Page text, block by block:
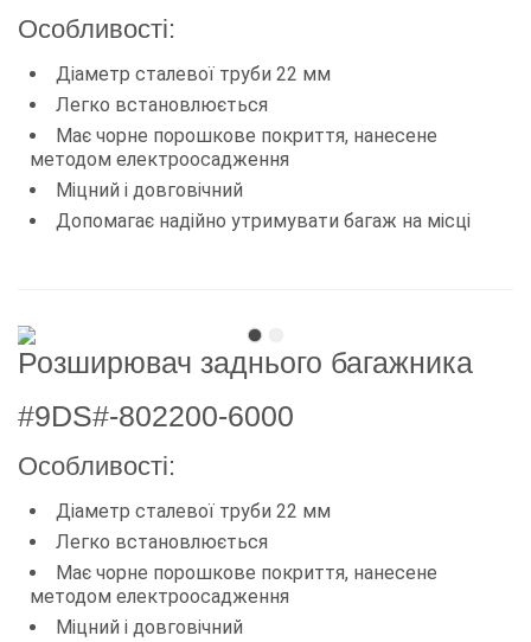
Особливості:
Діаметр сталевої труби 22 мм
Легко встановлюється
Має чорне порошкове покриття, нанесене
методом електроосадження
Міцний і довговічний
Допомагає надійно утримувати багаж на місці
Розширювач заднього багажника
#9DS#-802200-6000
Особливості:
Діаметр сталевої труби 22 мм
Легко встановлюється
Має чорне порошкове покриття, нанесене
методом електроосадження
Міцний і довговічний